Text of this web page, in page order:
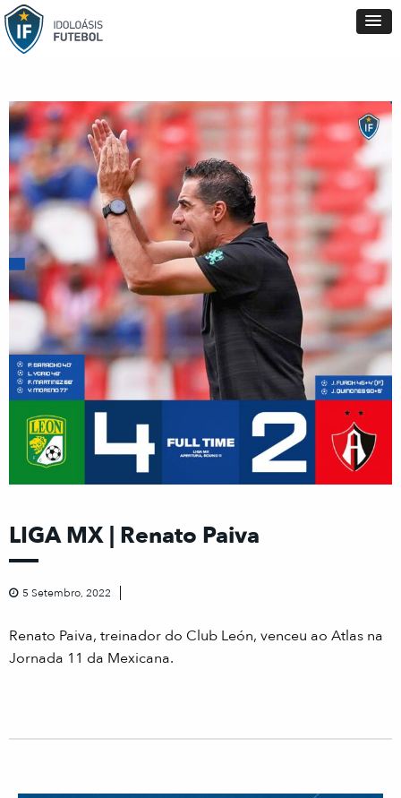
LIGA MX | Renato Paiva
5 Setembro, 2022
Renato Paiva, treinador do Club León, venceu ao Atlas na
Jornada 11 da Mexicana.